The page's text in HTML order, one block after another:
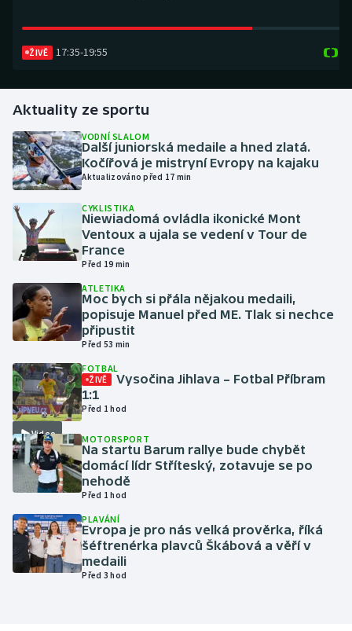
Dostihy
Futsal
Golf
Gymnastika
Házená
Jezdectví
Judo
Krasobruslení
Lezení
Lyže a snowboard
Moderní pětiboj
Motorsport
Olympijské hry
Parasport
ŽIVĚ 17:35-19:55
Aktuality ze sportu
VODNÍ SLALOM
Další juniorská medaile a hned zlatá.
Kočířová je mistryní Evropy na kajaku
Aktualizováno před 17 min
CYKLISTIKA
Niewiadomá ovládla ikonické Mont
Ventoux a ujala se vedení v Tour de
France
Před 19 min
ATLETIKA
Moc bych si přála nějakou medaili,
popisuje Manuel před ME. Tlak si nechce
připustit
Před 53 min
Video
FOTBAL
ŽIVĚ
Vysočina Jihlava – Fotbal Příbram
1:1
Před 1 hod
MOTORSPORT
Na startu Barum rallye bude chybět
domácí lídr Stříteský, zotavuje se po
nehodě
Před 1 hod
PLAVÁNÍ
Evropa je pro nás velká prověrka, říká
šéftrenérka plavců Škábová a věří v
medaili
Před 3 hod